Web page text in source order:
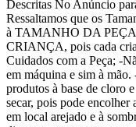
Descritas No Anúncio
Ressaltamos que os
à TAMANHO DA
CRIANÇA, pois cada
Cuidados com a Peça; -
em máquina e sim à
produtos à base de cloro
secar, pois pode encolher
em local arejado e à